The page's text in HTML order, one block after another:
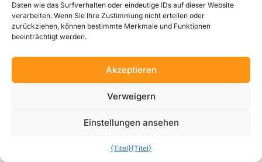
Daten wie das Surfverhalten oder eindeutige IDs auf dieser Website
verarbeiten. Wenn Sie Ihre Zustimmung nicht erteilen oder
zurückziehen, können bestimmte Merkmale und Funktionen
beeinträchtigt werden.
Akzeptieren
Verweigern
Einstellungen ansehen
{Titel}{Titel}
Lebensmittelsicherheit von CNC-Teilen aus